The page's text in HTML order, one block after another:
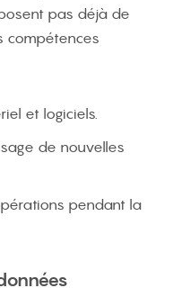
pas déjà de
compétences
et logiciels.
de nouvelles
pendant la